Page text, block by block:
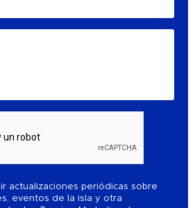
actualizaciones periódicas sobre
eventos de la isla y otra